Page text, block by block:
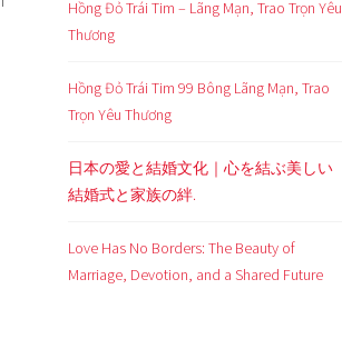
Hồng Đỏ Trái Tim – Lãng Mạn, Trao Trọn Yêu
Thương
Hồng Đỏ Trái Tim 99 Bông Lãng Mạn, Trao
Trọn Yêu Thương
日本の愛と結婚文化｜心を結ぶ美しい
結婚式と家族の絆.
Love Has No Borders: The Beauty of
Marriage, Devotion, and a Shared Future